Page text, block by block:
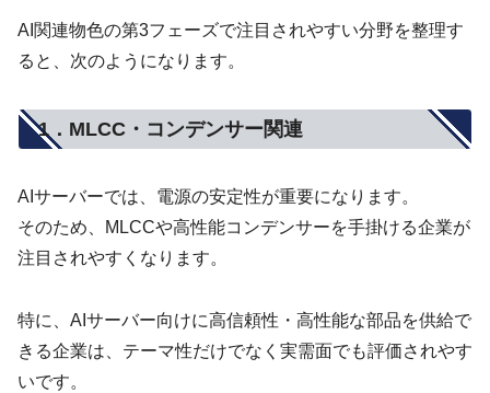
AI関連物色の第3フェーズで注目されやすい分野を整理す
ると、次のようになります。
1．MLCC・コンデンサー関連
AIサーバーでは、電源の安定性が重要になります。
そのため、MLCCや高性能コンデンサーを手掛ける企業が
注目されやすくなります。
特に、AIサーバー向けに高信頼性・高性能な部品を供給で
きる企業は、テーマ性だけでなく実需面でも評価されやす
いです。